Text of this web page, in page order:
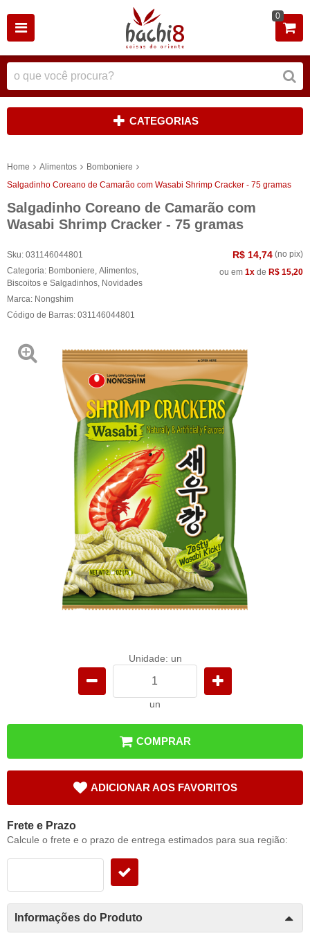
0
CATEGORIAS
Home Alimentos
Bomboniere
Salgadinho Coreano de Camarão com Wasabi Shrimp Cracker - 75 gramas
Salgadinho Coreano de Camarão com
Wasabi Shrimp Cracker - 75 gramas
Sku: 031146044801
Categoria: Bomboniere Alimentos
Biscoitos e Salgadinhos Novidades
Marca: Nongshim
Código de Barras: 031146044801
R$ 14,74 (no pix)
ou em 1x de R$ 15,20
Unidade: un
un
COMPRAR
ADICIONAR AOS FAVORITOS
Frete e Prazo
Calcule o frete e o prazo de entrega estimados para sua região:
Informações do Produto